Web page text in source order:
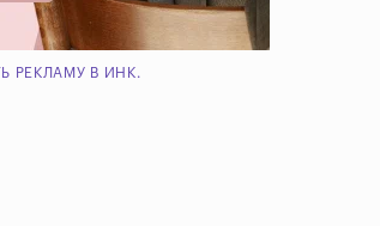
РЕКЛАМУ В ИНК.